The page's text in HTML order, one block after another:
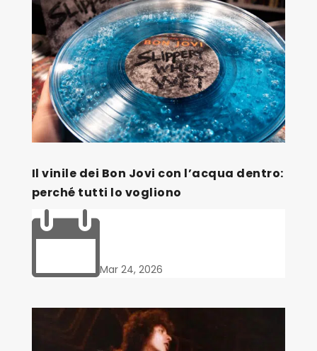
Il vinile dei Bon Jovi con l’acqua dentro:
perché tutti lo vogliono
Mar 24, 2026